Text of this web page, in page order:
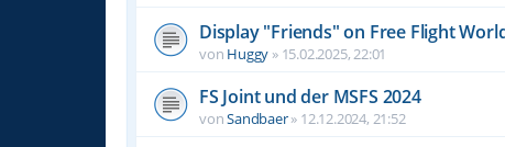
Display "Friends" on Free Flight
von Huggy » 15.02.2025, 22:01
FS Joint und der MSFS 2024
vonSandbaer» 12.12.2024, 21:52